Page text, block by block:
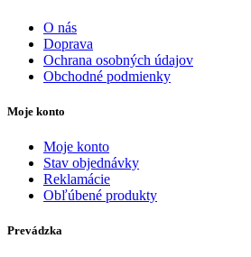
O nás
Doprava
Ochrana osobných údajov
Obchodné podmienky
Moje konto
Moje konto
Stav objednávky
Reklamácie
Obľúbené produkty
Prevádzka